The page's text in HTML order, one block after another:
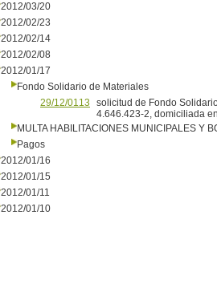
2012/03/20
2012/02/23
2012/02/14
2012/02/08
2012/01/17
Fondo Solidario de Materiales
29/12/0113
solicitud de Fondo
4.646.423-2, domiciliada
MULTA HABILITACIONES MUNICIPALES Y
Pagos
2012/01/16
2012/01/15
2012/01/11
2012/01/10